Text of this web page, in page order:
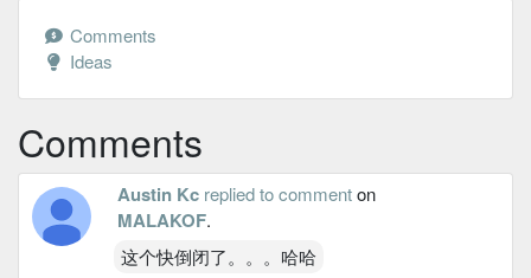
Comments
Ideas
Comments
Austin Kc replied to commenton
MALAKOF.
这个快倒闭了。。。哈哈